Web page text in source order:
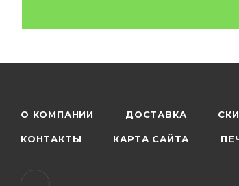
О КОМПАНИИ ДОСТАВКА
КОНТАКТЫ КАРТА САЙТА